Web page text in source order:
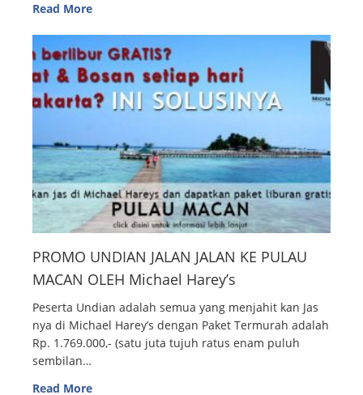
Read More
PROMO UNDIAN JALAN JALAN KE PULAU
MACAN OLEH Michael Harey’s
Peserta Undian adalah semua yang menjahit kan Jas
nya di Michael Harey’s dengan Paket Termurah adalah
Rp. 1.769.000,- (satu juta tujuh ratus enam puluh
sembilan…
Read More